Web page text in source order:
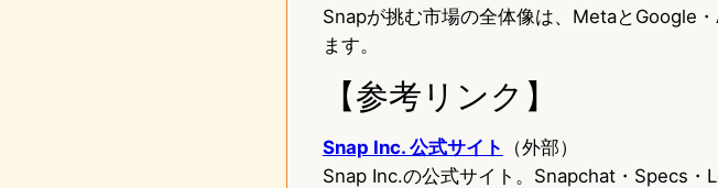
Snapが挑む市場の全体像は、MetaとGoogle
ます。
【参考リンク】
Snap Inc. 公式サイト
（外部）
Snap Inc.の公式サイト。Snapchat・Specs